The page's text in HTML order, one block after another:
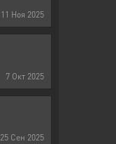
11 Ноя 2025
7 Окт 2025
25 Сен 2025